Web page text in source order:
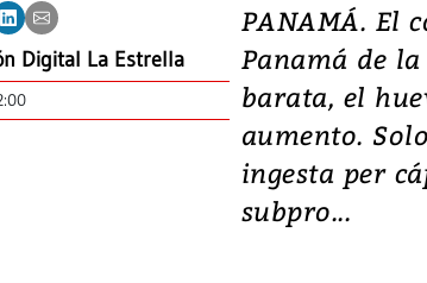
Digital La Estrella
PANAMÁ. El
Panamá de
barata, el
aumento.
ingesta per
subpro...
en